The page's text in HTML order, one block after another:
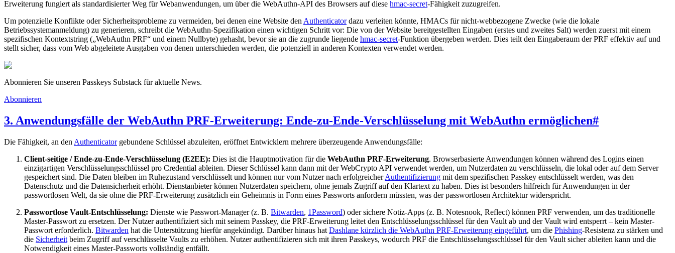
Erweiterung fungiert als standardisierter Weg für Webanwendungen, um über die WebAuthn-API des Browsers auf diese hmac-secret-Fähigkeit zuzugreifen.
Um potenzielle Konflikte oder Sicherheitsprobleme zu vermeiden, bei denen eine Website den Authenticatordazu verleiten könnte, HMACs für nicht-webbezogene Zwecke (wie die lokale
Betriebssystemanmeldung) zu generieren, schreibt die WebAuthn-Spezifikation einen wichtigen Schritt vor: Die von der Website bereitgestellten Eingaben (erstes und zweites Salt) werden zuerst mit einem
spezifischen Kontextstring („WebAuthn PRF“ und einem Nullbyte) gehasht, bevor sie an die zugrunde liegende hmac-secret-Funktion übergeben werden. Dies teilt den Eingaberaum der PRF effektiv auf und
stellt sicher, dass vom Web abgeleitete Ausgaben von denen unterschieden werden, die potenziell in anderen Kontexten verwendet werden.
Abonnieren Sie unseren Passkeys Substack für aktuelle News.
Abonnieren
3. Anwendungsfälle der WebAuthn PRF-Erweiterung: Ende-zu-Ende-Verschlüsselung mit WebAuthn ermöglichen#
Die Fähigkeit, an den Authenticatorgebundene Schlüssel abzuleiten, eröffnet Entwicklern mehrere überzeugende Anwendungsfälle:
Client-seitige / Ende-zu-Ende-Verschlüsselung (E2EE): Dies ist die Hauptmotivation für die WebAuthn PRF-Erweiterung. Browserbasierte Anwendungen können während des Logins einen
einzigartigen Verschlüsselungsschlüssel pro Credential ableiten. Dieser Schlüssel kann dann mit der WebCrypto API verwendet werden, um Nutzerdaten zu verschlüsseln, die lokal oder auf dem Server
gespeichert sind. Die Daten bleiben im Ruhezustand verschlüsselt und können nur vom Nutzer nach erfolgreicherAuthentifizierung mit dem spezifischen Passkey entschlüsselt werden, was den
Datenschutz und die Datensicherheit erhöht. Dienstanbieter können Nutzerdaten speichern, ohne jemals Zugriff auf den Klartext zu haben. Dies ist besonders hilfreich für Anwendungen in der
passwortlosen Welt, da sie ohne die PRF-Erweiterung zusätzlich ein Geheimnis in Form eines Passworts anfordern müssten, was der passwortlosen Architektur widerspricht.
Passwortlose Vault-Entschlüsselung: Dienste wie Passwort-Manager (z. B. Bitwarden, 1Password) oder sichere Notiz-Apps (z. B. Notesnook, Reflect) können PRF verwenden, um das traditionelle
Master-Passwort zu ersetzen. Der Nutzer authentifiziert sich mit seinem Passkey, die PRF-Erweiterung leitet den Entschlüsselungsschlüssel für den Vault ab und der Vault wird entsperrt – kein Master-
Passwort erforderlich. Bitwarden hat die Unterstützung hierfür angekündigt. Darüber hinaus hat Dashlane kürzlich die WebAuthn PRF-Erweiterung eingeführt, um die Phishing-Resistenz zu stärken und
die Sicherheit beim Zugriff auf verschlüsselte Vaults zu erhöhen. Nutzer authentifizieren sich mit ihren Passkeys, wodurch PRF die Entschlüsselungsschlüssel für den Vault sicher ableiten kann und die
Notwendigkeit eines Master-Passworts vollständig entfällt.